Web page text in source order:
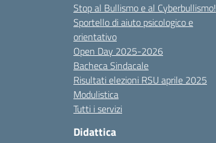
Stop al Bullismo e al Cyberbullismo!
Sportello di aiuto psicologico e
orientativo
Open Day 2025-2026
Bacheca Sindacale
Risultati elezioni RSU aprile 2025
Modulistica
Tutti i servizi
Didattica